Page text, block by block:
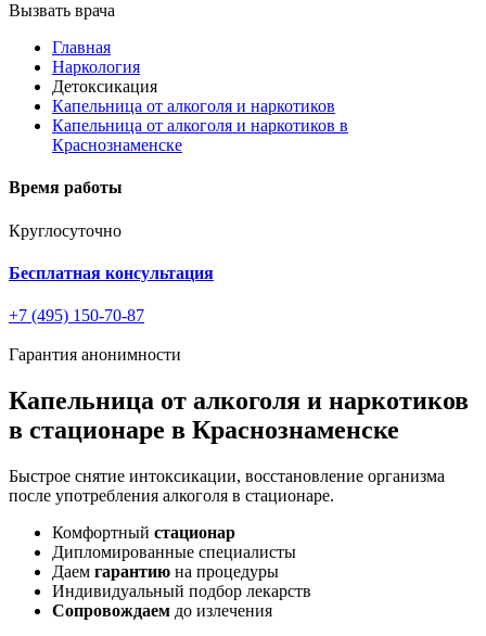
Вызвать врача
Главная
Наркология
Детоксикация
Капельница от алкоголя и наркотиков
Капельница от алкоголя и наркотиков в
Краснознаменске
Время работы
Круглосуточно
Бесплатная консультация
+7 (495) 150-70-87
Гарантия анонимности
Капельница от алкоголя и наркотиков
в стационаре в Краснознаменске
Быстрое снятие интоксикации, восстановление организма
после употребления алкоголя в стационаре.
Комфортный стационар
Дипломированные специалисты
Даем гарантию на процедуры
Индивидуальный подбор лекарств
Сопровождаем до излечения